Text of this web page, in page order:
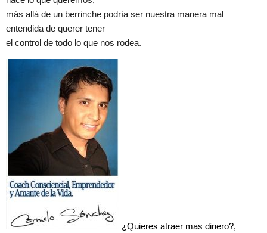
más allá de un berrinche podría ser nuestra manera mal
entendida de querer tener
el control de todo lo que nos rodea.
¿Quieres atraer mas dinero?,